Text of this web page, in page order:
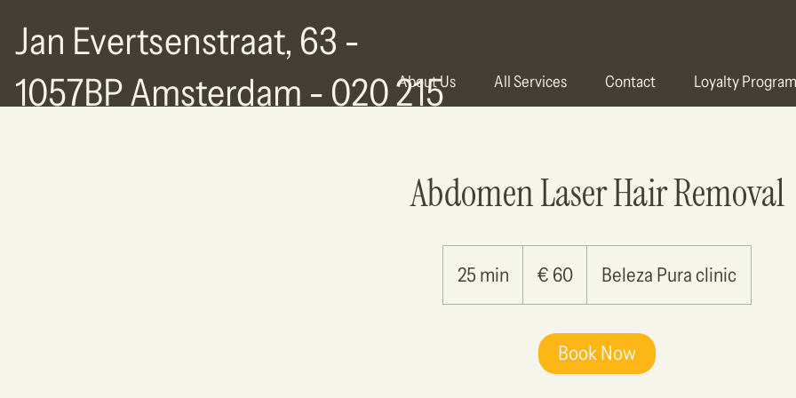
Jan Evertsenstraat, 63 -
1057BP Amsterdam - 020 215
About Us All Services Contact Loyalty Program
Abdomen Laser Hair Removal
25 min
5
€ 60 Beleza Pura clinic
Book Now